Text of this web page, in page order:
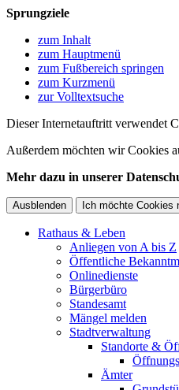
Sprungziele
zum Inhalt
zum Hauptmenü
zum Fußbereich springen
zum Kurzmenü
zur Volltextsuche
Dieser Internetauftritt verwendet
Außerdem möchten wir Cookies
Mehr dazu in unserer
Ausblenden Ich möchte Cookies
Rathaus & Leben
Anliegen von A bis Z
Öffentliche
Onlinedienste
Bürgerbüro
Standesamt
Mängel melden
Stadtverwaltung
Standorte &
Ämter